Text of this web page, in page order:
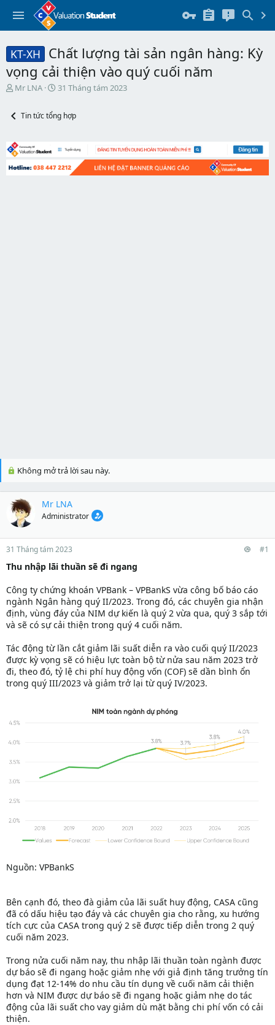
KT-XH
Chất lượng tài sản ngân hàng: Kỳ
vọng cải thiện vào quý cuối năm
T
e
d
s
t
Mr LNA
N
y
t
đ
31 Tháng tám 2023
Tin tức tổng hợp
Không mở trả lời sau này.
Mr LNA
Administrator
31 Tháng tám 2023 #1
Thu nhập lãi thuần sẽ đi ngang
Công ty chứng khoán VPBank – VPBankS vừa công bố báo cáo
ngành Ngân hàng quý II/2023. Trong đó, các chuyên gia nhận
định, vùng đáy của NIM dự kiến là quý 2 vừa qua, quý 3 sắp tới
và sẽ có sự cải thiện trong quý 4 cuối năm.
Tác động từ lần cắt giảm lãi suất diễn ra vào cuối quý II/2023
được kỳ vọng sẽ có hiệu lực toàn bộ từ nửa sau năm 2023 trở
đi, theo đó, tỷ lệ chi phí huy động vốn (COF) sẽ dần bình ổn
trong quý III/2023 và giảm trở lại từ quý IV/2023.
Nguồn: VPBankS
Bên cạnh đó, theo đà giảm của lãi suất huy động, CASA cũng
đã có dấu hiệu tạo đáy và các chuyên gia cho rằng, xu hướng
tích cực của CASA trong quý 2 sẽ được tiếp diễn trong 2 quý
cuối năm 2023.
Trong nửa cuối năm nay, thu nhập lãi thuần toàn ngành được
dự báo sẽ đi ngang hoặc giảm nhẹ với giả định tăng trưởng tín
dụng đạt 12-14% do nhu cầu tín dụng về cuối năm cải thiện
hơn và NIM được dự báo sẽ đi ngang hoặc giảm nhẹ do tác
động của lãi suất cho vay giảm dù mặt bằng chi phí vốn có cải
thiện.